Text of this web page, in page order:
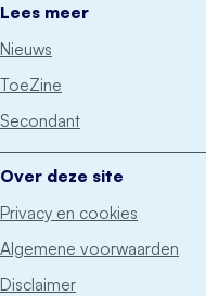
Lees meer
Nieuws
ToeZine
Secondant
Over deze site
Privacy en cookies
Algemene voorwaarden
Disclaimer